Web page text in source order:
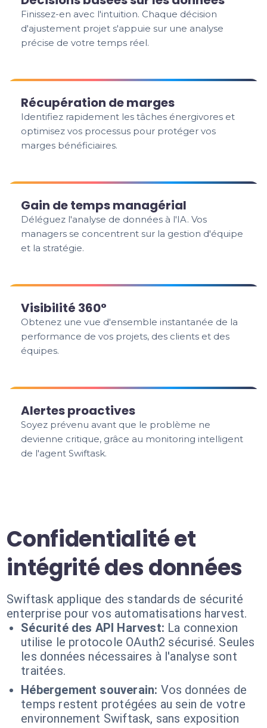
Finissez-en avec l'intuition. Chaque décision
d'ajustement projet s'appuie sur une analyse
précise de votre temps réel.
Récupération de marges
Identifiez rapidement les tâches énergivores et
optimisez vos processus pour protéger vos
marges bénéficiaires.
Gain de temps managérial
Déléguez l'analyse de données à l'IA. Vos
managers se concentrent sur la gestion d'équipe
et la stratégie.
Visibilité 360°
Obtenez une vue d'ensemble instantanée de la
performance de vos projets, des clients et des
équipes.
Alertes proactives
Soyez prévenu avant que le problème ne
devienne critique, grâce au monitoring intelligent
de l'agent Swiftask.
Confidentialité et
intégrité des données
Swiftask applique des standards de sécurité
enterprise pour vos automatisations harvest.
Sécurité des API Harvest: La connexion
utilise le protocole OAuth2 sécurisé. Seules
les données nécessaires à l'analyse sont
traitées.
Hébergement souverain: Vos données de
temps restent protégées au sein de votre
environnement Swiftask, sans exposition